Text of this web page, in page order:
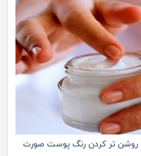
روشن تر کردن رنگ پوست صورت